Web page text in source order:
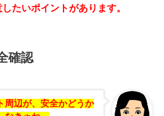
たいポイントがあります。
確認
周辺が、安全かどうか